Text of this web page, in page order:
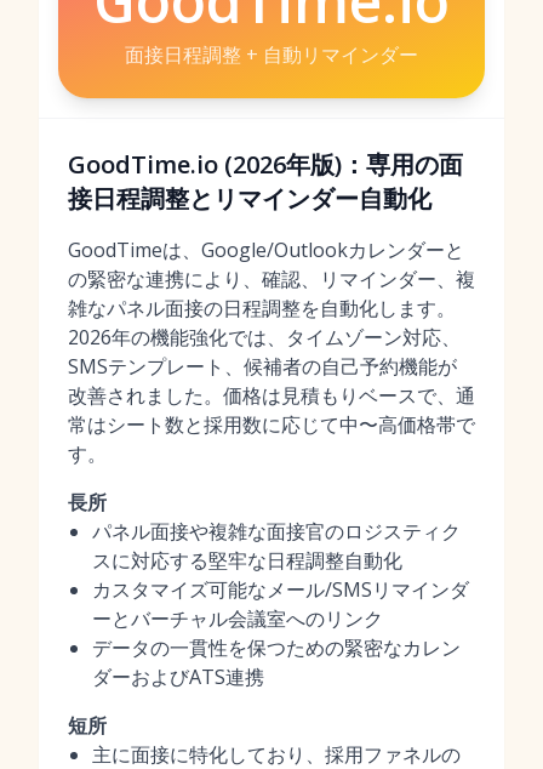
面接日程調整 + 自動リマインダー
GoodTime.io (2026年版)：専用の面
接日程調整とリマインダー自動化
GoodTimeは、Google/Outlookカレンダーと
の緊密な連携により、確認、リマインダー、複
雑なパネル面接の日程調整を自動化します。
2026年の機能強化では、タイムゾーン対応、
SMSテンプレート、候補者の自己予約機能が
改善されました。価格は見積もりベースで、通
常はシート数と採用数に応じて中〜高価格帯で
す。
長所
パネル面接や複雑な面接官のロジスティク
スに対応する堅牢な日程調整自動化
カスタマイズ可能なメール/SMSリマインダ
ーとバーチャル会議室へのリンク
データの一貫性を保つための緊密なカレン
ダーおよびATS連携
短所
主に面接に特化しており、採用ファネルの